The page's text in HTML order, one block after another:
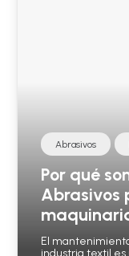
Abrasivos
Por qué
Abrasivos
El
industria textil es